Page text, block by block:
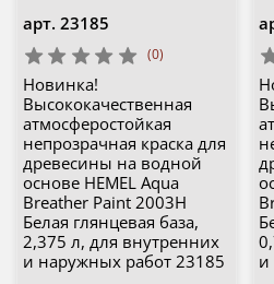
арт. 23185
(0)
Новинка!
Высококачественная
атмосферостойкая
непрозрачная краска для
древесины на водной
основе HEMEL Aqua
Breather Paint 2003H
Белая глянцевая база,
2,375 л, для внутренних
и наружных работ 23185
и